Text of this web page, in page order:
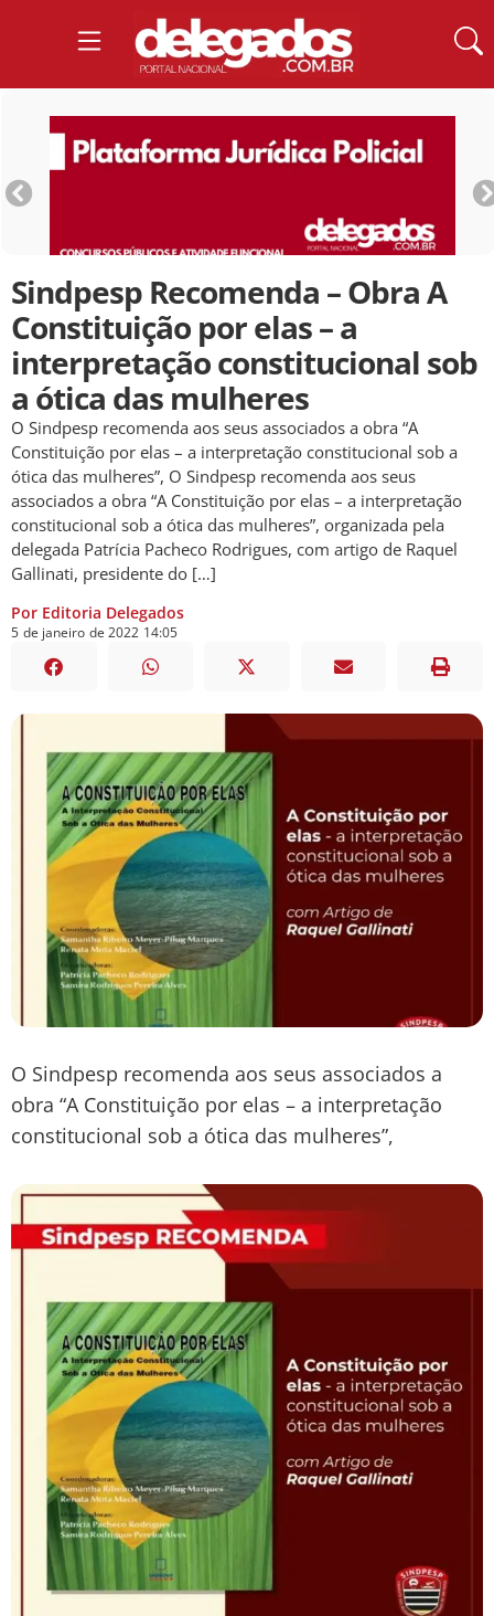
Sindpesp Recomenda – Obra A
Constituição por elas – a
interpretação constitucional sob
a ótica das mulheres
O Sindpesp recomenda aos seus associados a obra “A
Constituição por elas – a interpretação constitucional sob a
ótica das mulheres”, O Sindpesp recomenda aos seus
associados a obra “A Constituição por elas – a interpretação
constitucional sob a ótica das mulheres”, organizada pela
delegada Patrícia Pacheco Rodrigues, com artigo de Raquel
Gallinati, presidente do […]
Por Editoria Delegados
5 de janeiro de 2022 14:05
O Sindpesp recomenda aos seus associados a
obra “A Constituição por elas – a interpretação
constitucional sob a ótica das mulheres”,